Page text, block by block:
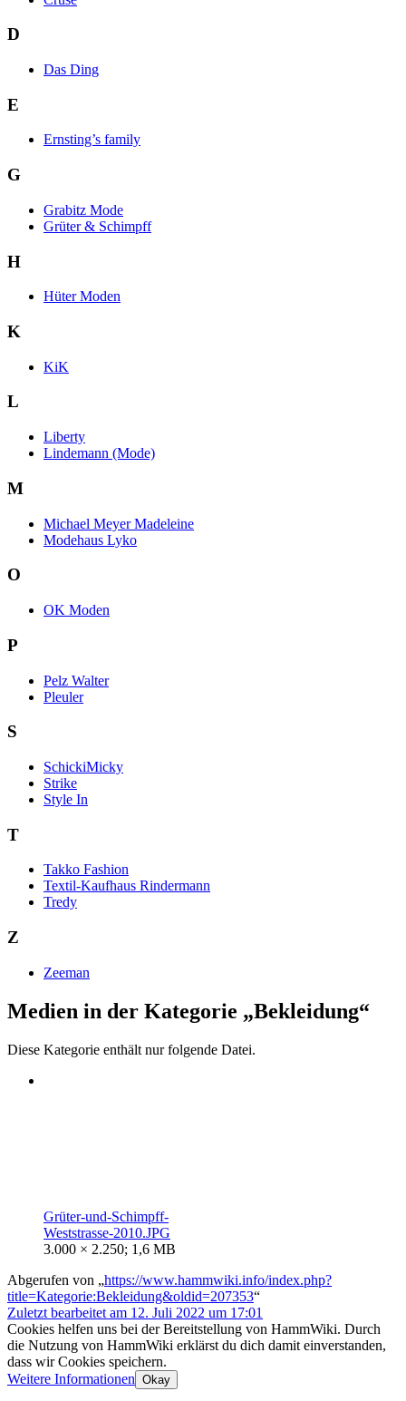
D
Das Ding
E
Ernsting’s family
G
Grabitz Mode
Grüter & Schimpff
H
Hüter Moden
K
KiK
L
Liberty
Lindemann (Mode)
M
Michael Meyer Madeleine
Modehaus Lyko
O
OK Moden
P
Pelz Walter
Pleuler
S
SchickiMicky
Strike
Style In
T
Takko Fashion
Textil-Kaufhaus Rindermann
Tredy
Z
Zeeman
Medien in der Kategorie „Bekleidung“
Diese Kategorie enthält nur folgende Datei.
Grüter-und-Schimpff-
Weststrasse-2010.JPG
3.000 × 2.250; 1,6 MB
Abgerufen von „https://www.hammwiki.info/index.php?
title=Kategorie:Bekleidung&oldid=207353“
Zuletzt bearbeitet am 12. Juli 2022 um 17:01
Cookies helfen uns bei der Bereitstellung von HammWiki. Durch
die Nutzung von HammWiki erklärst du dich damit einverstanden,
dass wir Cookies speichern.
Weitere Informationen Okay